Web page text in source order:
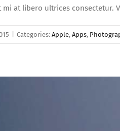
at libero ultrices consectetur.
Categories: Apple, Apps,